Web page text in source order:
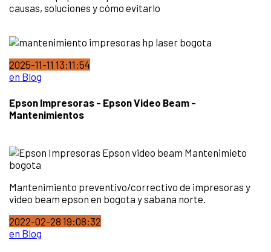
causas, soluciones y cómo evitarlo
2025-11-11 13:11:54
en Blog
Epson Impresoras - Epson Video Beam -
Mantenimientos
Mantenimiento preventivo/correctivo de impresoras y
video beam epson en bogota y sabana norte.
2022-02-28 19:08:32
en Blog